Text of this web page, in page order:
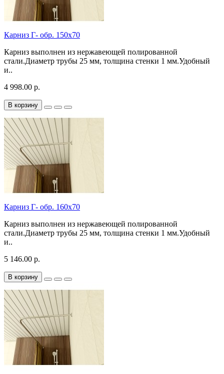
Карниз Г- обр. 150х70
Карниз выполнен из нержавеющей полированной
стали.Диаметр трубы 25 мм, толщина стенки 1 мм.Удобный
и..
4 998.00 р.
В корзину
Карниз Г- обр. 160х70
Карниз выполнен из нержавеющей полированной
стали.Диаметр трубы 25 мм, толщина стенки 1 мм.Удобный
и..
5 146.00 р.
В корзину